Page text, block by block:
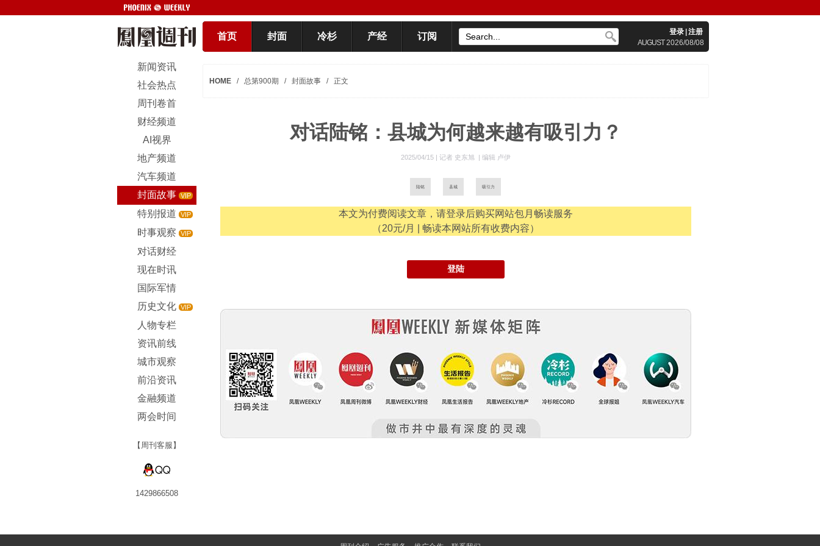
首页 封面 冷杉 产经 订阅 登录 注册
AUGUST2026/08/08
新闻资讯
社会热点
周刊卷首
财经频道
AI视界
地产频道
汽车频道
封面故事 VIP
特别报道 VIP
时事观察 VIP
对话财经
现在时讯
国际军情
历史文化 VIP
人物专栏
资讯前线
城市观察
前沿资讯
金融频道
两会时间
【周刊客服】
1429866508
HOME / 总第900期 / 封面故事 / 正文
对话陆铭：县城为何越来越有吸引力？
2025/04/15 | 记者 史东旭 | 编辑 卢伊
陆铭 县城 吸引力
本文为付费阅读文章，请登录后购买网站包月畅读服务
（20元/月 | 畅读本网站所有收费内容）
登陆